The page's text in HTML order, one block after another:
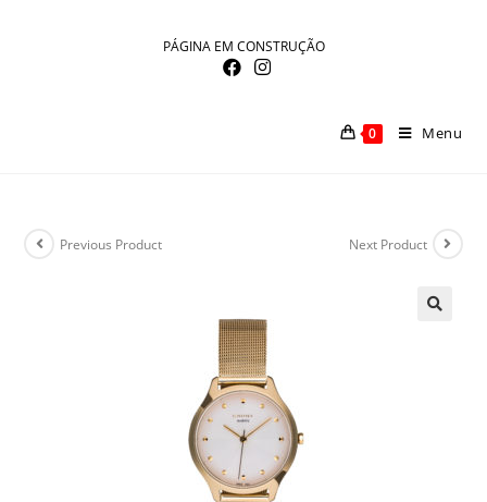
PÁGINA EM CONSTRUÇÃO
0 Menu
Previous Product Next Product